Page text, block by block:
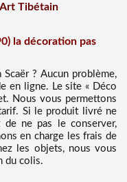
Art Tibétain
la décoration pas
? Aucun problème,
en ligne. Le site « Déco
Nous vous permettons
Si le produit livré ne
ne pas le conserver,
en charge les frais de
les objets, nous vous
du colis.